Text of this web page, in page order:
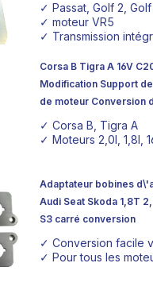
✓ Passat, Golf 2,
✓ moteur VR5
✓ Transmission
Corsa B Tigra A 16V
Modification Support
de moteur Conversion
✓ Corsa B, Tigra A
✓ Moteurs 2,0l, 1,8l,
Adaptateur bobines
Audi Seat Skoda 1,8T
S3 carré conversion
✓ Conversion facile
✓ Pour tous les